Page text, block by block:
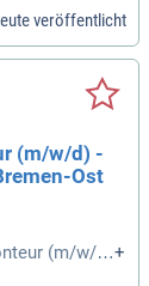
u
ohne Vor
Urlau
wie Job R
an H
veröffentlicht
(m/w/d) -
Ost
(m/w/d)
Werkstatt
+